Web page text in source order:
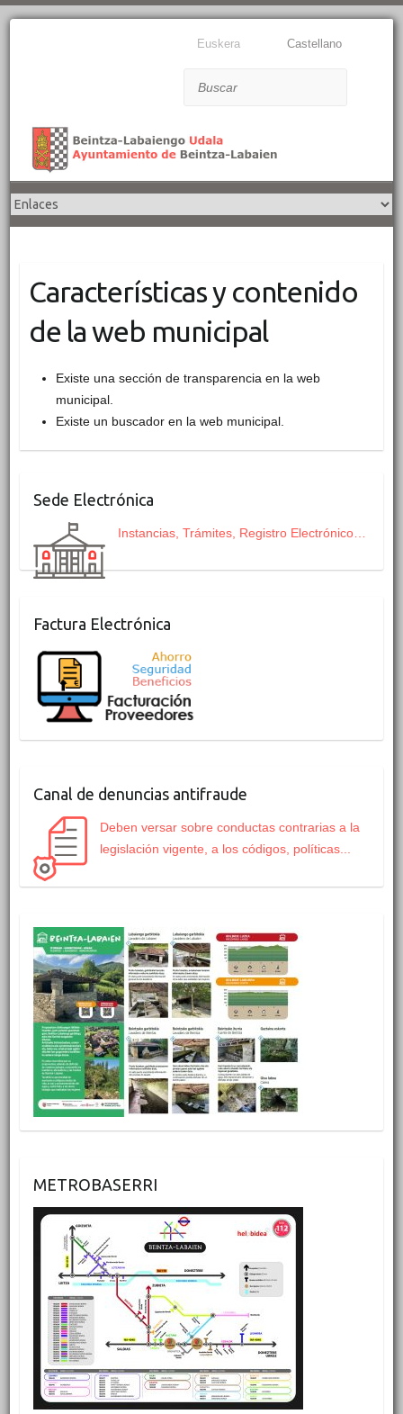
Euskera Castellano
Características y contenido
de la web municipal
Existe una sección de transparencia en la web
municipal.
Existe un buscador en la web municipal.
Sede Electrónica
Instancias, Trámites, Registro Electrónico…
Factura Electrónica
Canal de denuncias antifraude
Deben versar sobre conductas contrarias a la
legislación vigente, a los códigos, políticas...
METROBASERRI